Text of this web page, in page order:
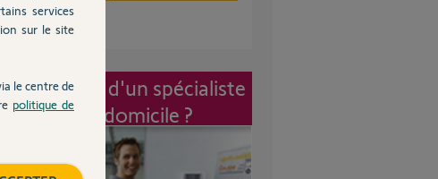
d'un spécialiste
à mon domicile ?
services
sur le site
le centre de
politique de